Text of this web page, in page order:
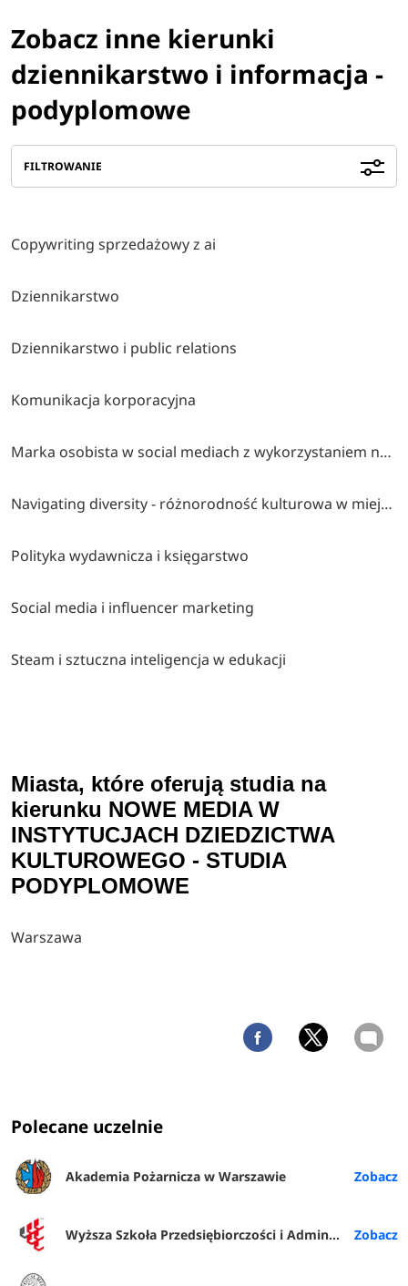
Zobacz inne kierunki
dziennikarstwo i informacja -
podyplomowe
FILTROWANIE
Copywriting sprzedażowy z ai
Dziennikarstwo
Dziennikarstwo i public relations
Komunikacja korporacyjna
Marka osobista w social mediach z wykorzystaniem narzędzi ai
Navigating diversity - różnorodność kulturowa w miejscu pracy
Polityka wydawnicza i księgarstwo
Social media i influencer marketing
Steam i sztuczna inteligencja w edukacji
Miasta, które oferują studia na
kierunku NOWE MEDIA W
INSTYTUCJACH DZIEDZICTWA
KULTUROWEGO - STUDIA
PODYPLOMOWE
Warszawa
Polecane uczelnie
Akademia Pożarnicza w Warszawie
Wyższa Szkoła Przedsiębiorczości i Administracji w Lublinie